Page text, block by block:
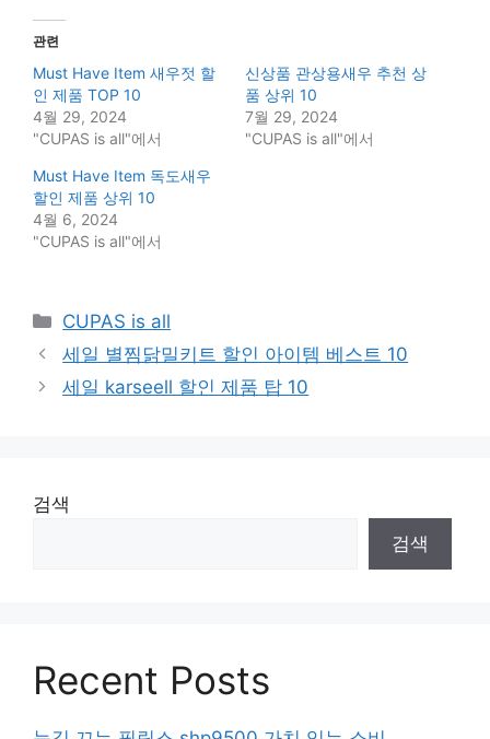
관련
Must Have Item 새우젓 할
인 제품 TOP 10
4월 29, 2024
"CUPAS is all"에서
신상품 관상용새우 추천 상
품 상위 10
7월 29, 2024
"CUPAS is all"에서
Must Have Item 독도새우
할인 제품 상위 10
4월 6, 2024
"CUPAS is all"에서
Categories
CUPAS is all
세일 별찜닭밀키트 할인 아이템 베스트 10
세일 karseell 할인 제품 탑 10
검색
검색
Recent Posts